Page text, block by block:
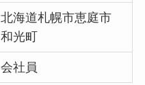
北海道札幌市恵庭市
和光町
会社員